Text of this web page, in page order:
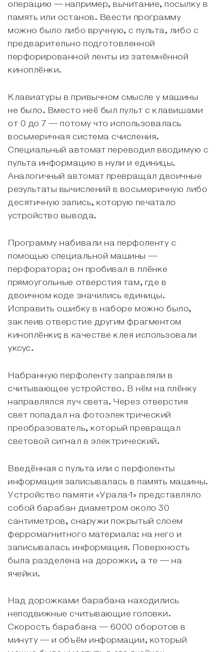
операцию — например, вычитание, посылку в
память или останов. Ввести программу
можно было либо вручную, с пульта, либо с
предварительно подготовленной
перфорированной ленты из затемнённой
киноплёнки.
Клавиатуры в привычном смысле у машины
не было. Вместо неё был пульт с клавишами
от 0 до 7 — потому что использовалась
восьмеричная система счисления.
Специальный автомат переводил вводимую с
пульта информацию в нули и единицы.
Аналогичный автомат превращал двоичные
результаты вычислений в восьмеричную либо
десятичную запись, которую печатало
устройство вывода.
Программу набивали на перфоленту с
помощью специальной машины —
перфоратора; он пробивал в плёнке
прямоугольные отверстия там, где в
двоичном коде значились единицы.
Исправить ошибку в наборе можно было,
заклеив отверстие другим фрагментом
киноплёнки; в качестве клея использовали
уксус.
Набранную перфоленту заправляли в
считывающее устройство. В нём на плёнку
направлялся луч света. Через отверстия
свет попадал на фотоэлектрический
преобразователь, который превращал
световой сигнал в электрический.
Введённая с пульта или с перфоленты
информация записывалась в память машины.
Устройство памяти «Урала-1» представляло
собой барабан диаметром около 30
сантиметров, снаружи покрытый слоем
ферромагнитного материала: на него и
записывалась информация. Поверхность
была разделена на дорожки, а те — на
ячейки.
Над дорожками барабана находились
неподвижные считывающие головки.
Скорость барабана — 6000 оборотов в
минуту — и объём информации, который